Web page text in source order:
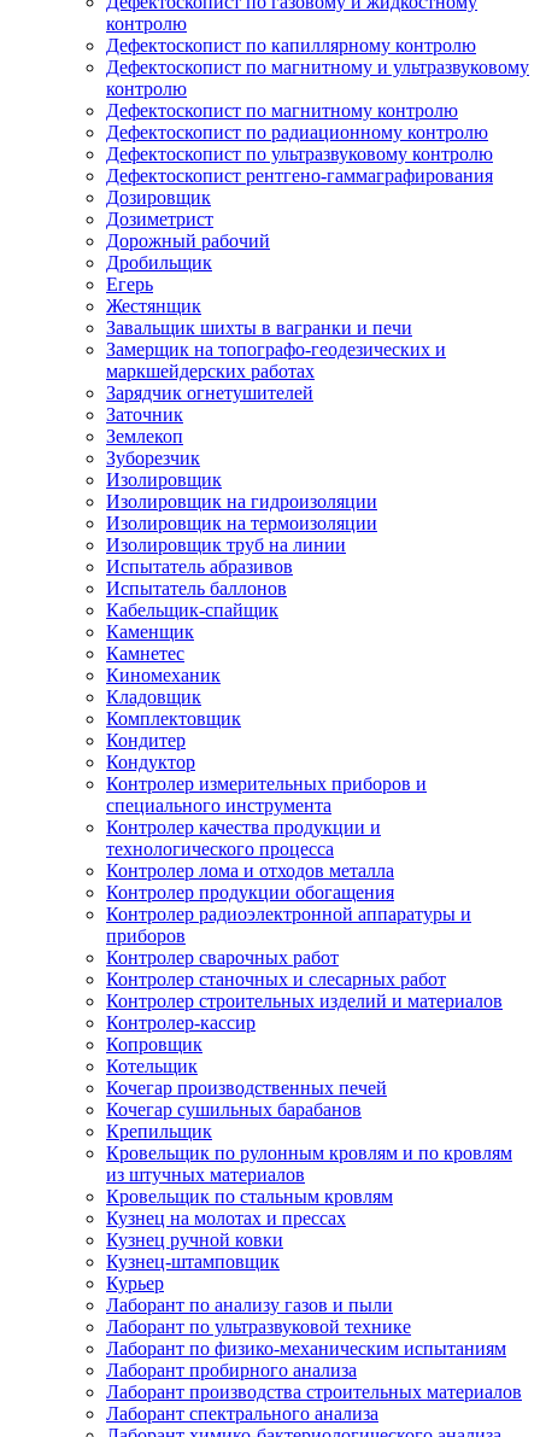
контролю
Дефектоскопист по капиллярному контролю
Дефектоскопист по магнитному и ультразвуковому
контролю
Дефектоскопист по магнитному контролю
Дефектоскопист по радиационному контролю
Дефектоскопист по ультразвуковому контролю
Дефектоскопист рентгено-гаммаграфирования
Дозировщик
Дозиметрист
Дорожный рабочий
Дробильщик
Егерь
Жестянщик
Завальщик шихты в вагранки и печи
Замерщик на топографо-геодезических и
маркшейдерских работах
Зарядчик огнетушителей
Заточник
Землекоп
Зуборезчик
Изолировщик
Изолировщик на гидроизоляции
Изолировщик на термоизоляции
Изолировщик труб на линии
Испытатель абразивов
Испытатель баллонов
Кабельщик-спайщик
Каменщик
Камнетес
Киномеханик
Кладовщик
Комплектовщик
Кондитер
Кондуктор
Контролер измерительных приборов и
специального инструмента
Контролер качества продукции и
технологического процесса
Контролер лома и отходов металла
Контролер продукции обогащения
Контролер радиоэлектронной аппаратуры и
приборов
Контролер сварочных работ
Контролер станочных и слесарных работ
Контролер строительных изделий и материалов
Контролер-кассир
Копровщик
Котельщик
Кочегар производственных печей
Кочегар сушильных барабанов
Крепильщик
Кровельщик по рулонным кровлям и по кровлям
из штучных материалов
Кровельщик по стальным кровлям
Кузнец на молотах и прессах
Кузнец ручной ковки
Кузнец-штамповщик
Курьер
Лаборант по анализу газов и пыли
Лаборант по ультразвуковой технике
Лаборант по физико-механическим испытаниям
Лаборант пробирного анализа
Лаборант производства строительных материалов
Лаборант спектрального анализа